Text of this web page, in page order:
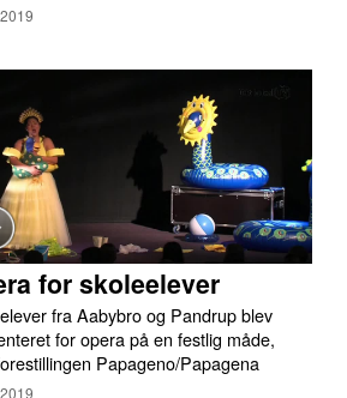
for skoleelever
fra Aabybro og Pandrup blev
for opera på en festlig måde,
Papageno/Papagena